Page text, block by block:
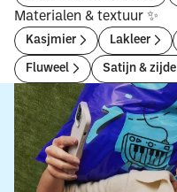
Materialen & textuur ✨
Kasjmier Lakleer
Fluweel Satijn & zijde